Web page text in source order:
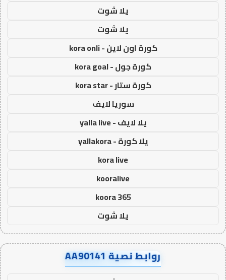
يلا شوت
يلا شوت
كورة اون لاين - kora onli
كورة جول - kora goal
كورة ستار - kora star
سوريا لايف
يلا لايف - yalla live
يلا كورة - yallakora
kora live
kooralive
koora 365
يلا شوت
روابط نصية AA90141